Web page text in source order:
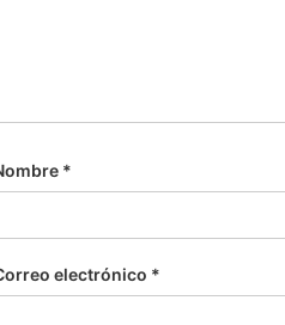
*
electrónico *